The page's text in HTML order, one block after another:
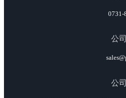
0731-
公
公